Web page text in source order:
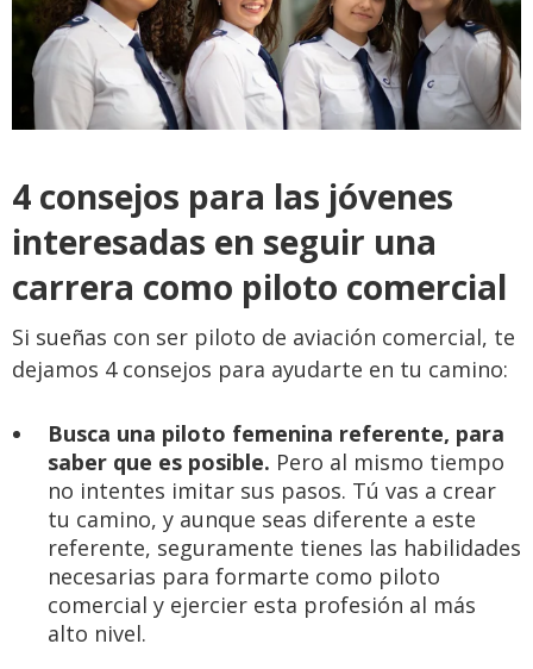
4 consejos para las jóvenes
interesadas en seguir una
carrera como piloto comercial
Si sueñas con ser piloto de aviación comercial, te
dejamos 4 consejos para ayudarte en tu camino:
Busca una piloto femenina referente, para
saber que es posible. Pero al mismo tiempo
no intentes imitar sus pasos. Tú vas a crear
tu camino, y aunque seas diferente a este
referente, seguramente tienes las habilidades
necesarias para formarte como piloto
comercial y ejercier esta profesión al más
alto nivel.